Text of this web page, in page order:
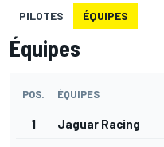
PILOTES ÉQUIPES
Équipes
POS. ÉQUIPES
1 Jaguar Racing